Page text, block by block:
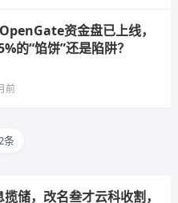
资金盘已上线，
的“馅饼”还是陷阱？
前
条
储，改名叁才云科收割，